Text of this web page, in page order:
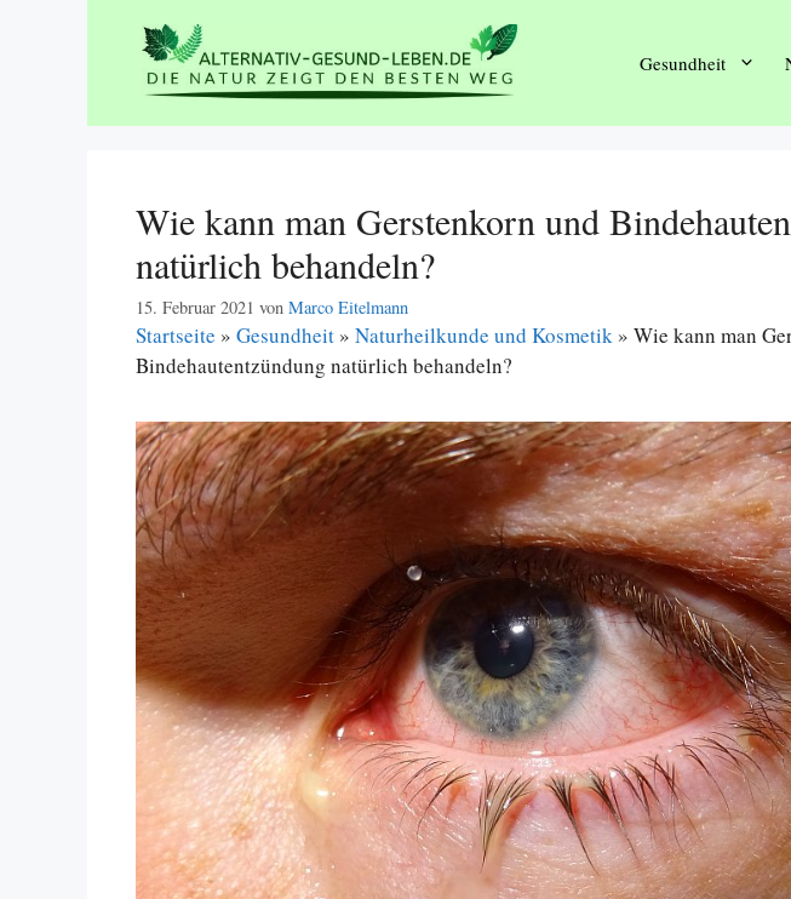
Gesundheit
Wie kann man Gerstenkorn und
natürlich behandeln?
15. Februar 2021 von Marco Eitelmann
Startseite » Gesundheit » Naturheilkunde und Kosmetik » Wie kann man
Bindehautentzündung natürlich behandeln?